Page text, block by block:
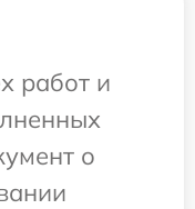
работ и
о